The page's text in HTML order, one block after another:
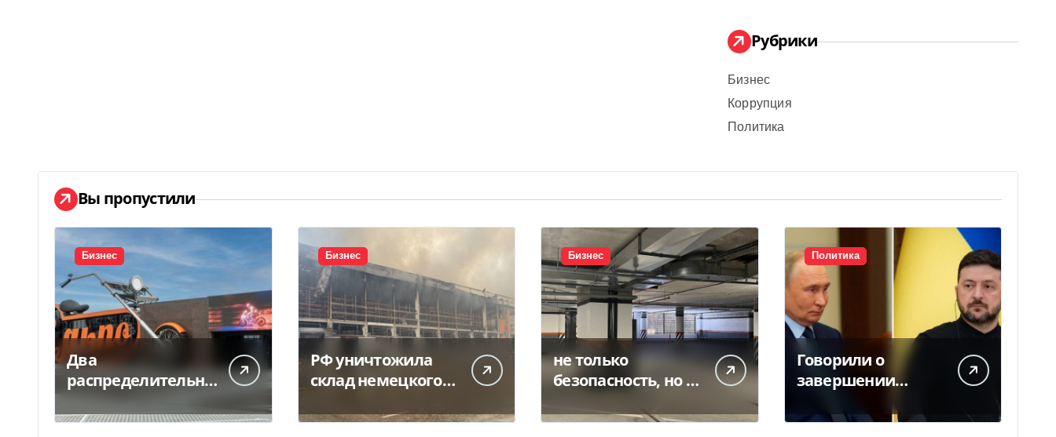
Рубрики
Бизнес
Коррупция
Политика
Вы пропустили
Бизнес
Два
распределительны
х центра «Сільпо»
пострадали от
Бизнес
РФ уничтожила
склад немецкого
моторных масел и
Бизнес
не только
безопасность, но и
Delo.ua
Политика
Говорили о
завершении
экс-чиновники ЕС и